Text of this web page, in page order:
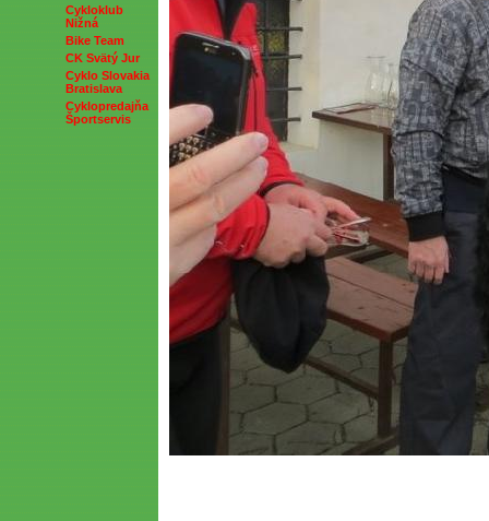
Cykloklub
Nižná
Bike Team
CK Svätý Jur
Cyklo Slovakia
Bratislava
Cyklopredajňa
Športservis